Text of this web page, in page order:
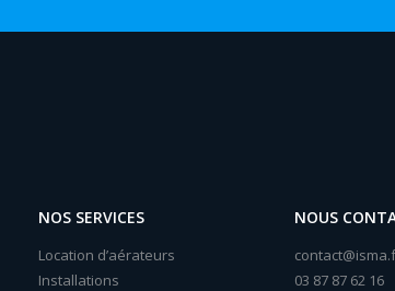
NOS SERVICES
Location d’aérateurs
Installations
NOUS
03 87 87 62 16